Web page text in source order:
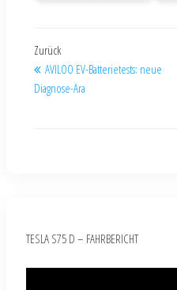
Zurück
AVILOO EV-Batterietests: neue
Diagnose-Ära
TESLA S75 D – FAHRBERICHT